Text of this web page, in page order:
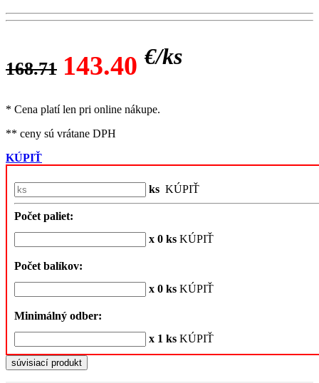
168.71 143.40 €/ks
* Cena platí len pri online nákupe.
** ceny sú vrátane DPH
KÚPIŤ
ks KÚPIŤ
Počet paliet:
x 0 ks KÚPIŤ
Počet balíkov:
x 0 ks KÚPIŤ
Minimálný odber:
x 1 ks KÚPIŤ
súvisiací produkt